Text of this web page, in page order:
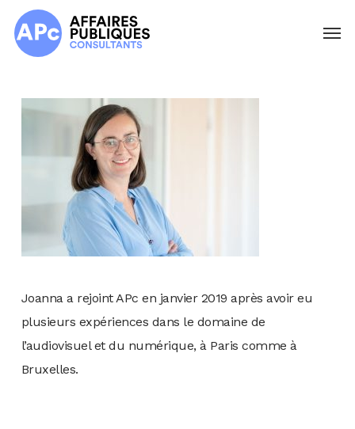
Skip
main
Joanna a rejoint APc en janvier 2019 après avoir eu
plusieurs expériences dans le domaine de
l’audiovisuel et du numérique, à Paris comme à
Bruxelles.